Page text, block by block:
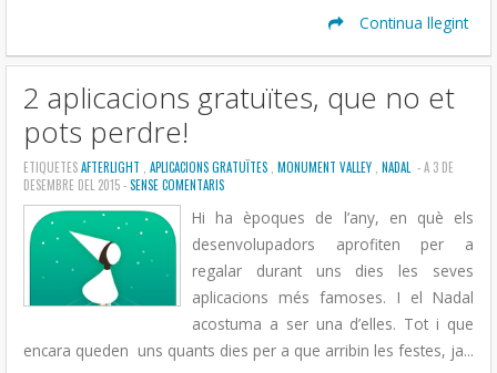
Continua llegint
2 aplicacions gratuïtes, que no et
pots perdre!
ETIQUETESAFTERLIGHT , APLICACIONS GRATUÏTES , MONUMENT VALLEY , NADAL - A 3 DE
DESEMBRE DEL 2015 -SENSE COMENTARIS
Hi ha èpoques de l’any, en què els
desenvolupadors aprofiten per a
regalar durant uns dies les seves
aplicacions més famoses. I el Nadal
acostuma a ser una d’elles. Tot i que
encara queden uns quants dies per a que arribin les festes, ja...